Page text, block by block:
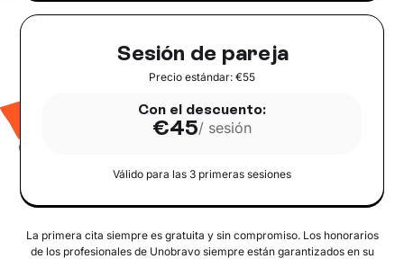
Sesión de pareja
Precio estándar: €55
Con el descuento:
€45/ sesión
Válido para las 3 primeras sesiones
La primera cita siempre es gratuita y sin compromiso. Los honorarios
de los profesionales de Unobravo siempre están garantizados en su